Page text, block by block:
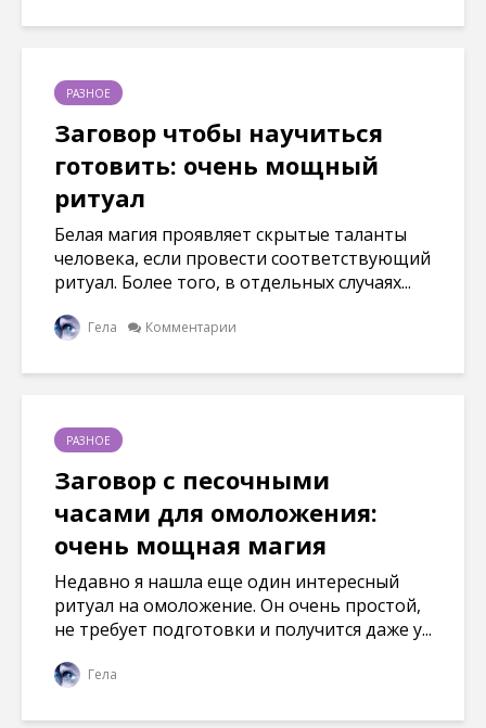
РАЗНОЕ
Заговор чтобы научиться
готовить: очень мощный
ритуал
Белая магия проявляет скрытые таланты
человека, если провести соответствующий
ритуал. Более того, в отдельных случаях...
Гела Комментарии
РАЗНОЕ
Заговор с песочными
часами для омоложения:
очень мощная магия
Недавно я нашла еще один интересный
ритуал на омоложение. Он очень простой,
не требует подготовки и получится даже у...
Гела